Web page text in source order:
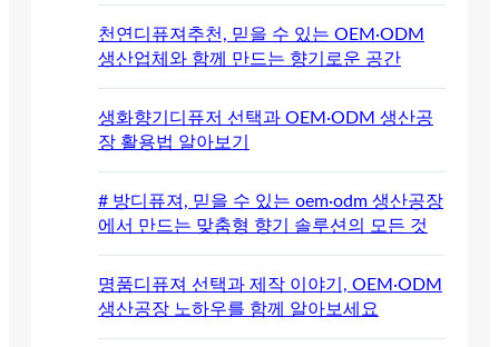
천연디퓨져추천, 믿을 수 있는 OEM·ODM
생산업체와 함께 만드는 향기로운 공간
생화향기디퓨저 선택과 OEM·ODM 생산공
장 활용법 알아보기
# 방디퓨져, 믿을 수 있는 oem·odm 생산공장
에서 만드는 맞춤형 향기 솔루션의 모든 것
명품디퓨져 선택과 제작 이야기, OEM·ODM
생산공장 노하우를 함께 알아보세요